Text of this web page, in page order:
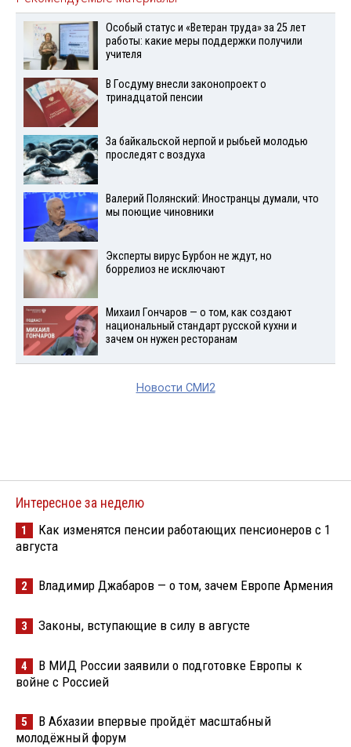
Особый статус и «Ветеран труда» за 25 лет
работы: какие меры поддержки получили
учителя
В Госдуму внесли законопроект о
тринадцатой пенсии
За байкальской нерпой и рыбьей молодью
проследят с воздуха
Валерий Полянский: Иностранцы думали, что
мы поющие чиновники
Эксперты вирус Бурбон не ждут, но
боррелиоз не исключают
Михаил Гончаров — о том, как создают
национальный стандарт русской кухни и
зачем он нужен ресторанам
Новости СМИ2
Интересное за неделю
1
Как изменятся пенсии работающих пенсионеров с 1
августа
2 Владимир Джабаров — о том, зачем Европе Армения
3 Законы, вступающие в силу в августе
4
В МИД России заявили о подготовке Европы к
войне с Россией
5
В Абхазии впервые пройдёт масштабный
молодёжный форум